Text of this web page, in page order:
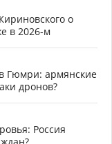
о
в 2026-м
Гюмри: армянские
дронов?
Россия